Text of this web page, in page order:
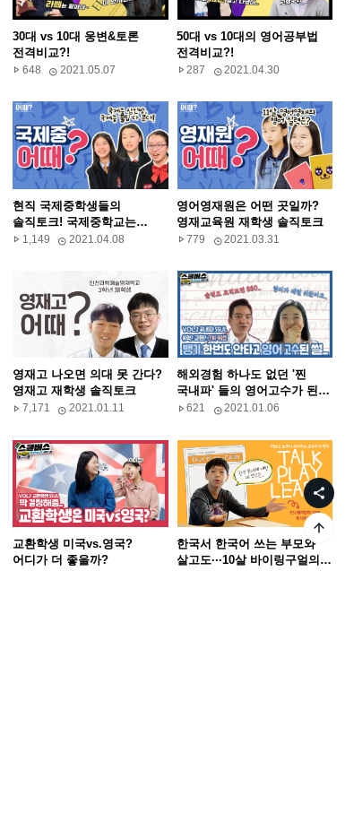
30대 vs 10대 웅변&토론
전격비교?!
648 2021.05.07
50대 vs 10대의 영어공부법
전격비교?!
287 2021.04.30
현직 국제중학생들의
솔직토크! 국제중학교는
어떤곳일까?
1,149 2021.04.08
영어영재원은 어떤 곳일까?
영재교육원 재학생 솔직토크
779 2021.03.31
영재고 나오면 의대 못 간다?
영재고 재학생 솔직토크
7,171 2021.01.11
해외경험 하나도 없던 '찐
국내파' 들의 영어고수가 된
SSUL
621 2021.01.06
교환학생 미국vs.영국?
어디가 더 좋을까?
한국서 한국어 쓰는 부모와
살고도···10살 바이링구얼의